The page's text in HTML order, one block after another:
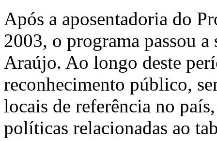
Após a aposentadoria do
2003, o programa passou
Araújo. Ao longo deste
reconhecimento público,
locais de referência no
políticas relacionadas ao